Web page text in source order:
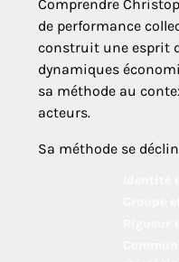
Comprendre
de performance
construit une esprit
dynamiques
sa méthode au
acteurs.
Sa méthode se